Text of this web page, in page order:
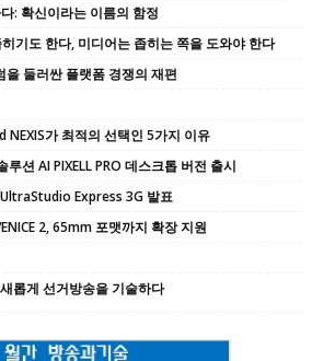
: 확신이라는 이름의 함정
기도 한다, 미디어는 좁히는 쪽을 도와야 한다
둘러싼 플랫폼 경쟁의 재편
NEXIS가 최적의 선택인 5가지 이유
션 AI PIXELL PRO 데스크톱 버전 출시
Express 3G 발표
2, 65mm 포맷까지 확장 지원
롭게 선거방송을 기술하다